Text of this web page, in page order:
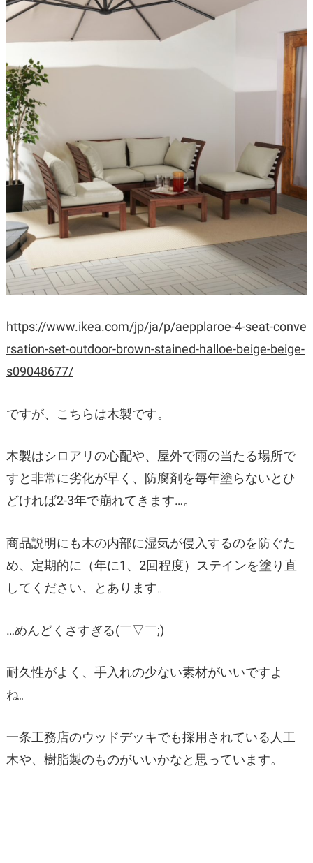
https://www.ikea.com/jp/ja/p/aepplaroe-4-seat-conve
rsation-set-outdoor-brown-stained-halloe-beige-beige-
s09048677/
ですが、こちらは木製です。
木製はシロアリの心配や、屋外で雨の当たる場所で
すと非常に劣化が早く、防腐剤を毎年塗らないとひ
どければ2-3年で崩れてきます…。
商品説明にも木の内部に湿気が侵入するのを防ぐた
め、定期的に（年に1、2回程度）ステインを塗り直
してください、とあります。
…めんどくさすぎる(￣▽￣;)
耐久性がよく、手入れの少ない素材がいいですよ
ね。
一条工務店のウッドデッキでも採用されている人工
木や、樹脂製のものがいいかなと思っています。